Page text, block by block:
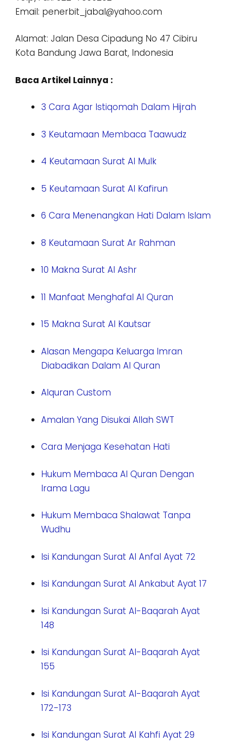
Email: penerbit_jabal@yahoo.com
Alamat: Jalan Desa Cipadung No 47 Cibiru
Kota Bandung Jawa Barat, Indonesia
Baca Artikel Lainnya :
3 Cara Agar Istiqomah Dalam Hijrah
3 Keutamaan Membaca Taawudz
4 Keutamaan Surat Al Mulk
5 Keutamaan Surat Al Kafirun
6 Cara Menenangkan Hati Dalam Islam
8 Keutamaan Surat Ar Rahman
10 Makna Surat Al Ashr
11 Manfaat Menghafal Al Quran
15 Makna Surat Al Kautsar
Alasan Mengapa Keluarga Imran
Diabadikan Dalam Al Quran
Alquran Custom
Amalan Yang Disukai Allah SWT
Cara Menjaga Kesehatan Hati
Hukum Membaca Al Quran Dengan
Irama Lagu
Hukum Membaca Shalawat Tanpa
Wudhu
Isi Kandungan Surat Al Anfal Ayat 72
Isi Kandungan Surat Al Ankabut Ayat 17
Isi Kandungan Surat Al-Baqarah Ayat
148
Isi Kandungan Surat Al-Baqarah Ayat
155
Isi Kandungan Surat Al-Baqarah Ayat
172-173
Isi Kandungan Surat Al Kahfi Ayat 29